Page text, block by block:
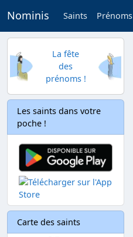
Nominis Saints Prénoms
La fête
des
prénoms !
Les saints dans votre
poche !
Carte des saints